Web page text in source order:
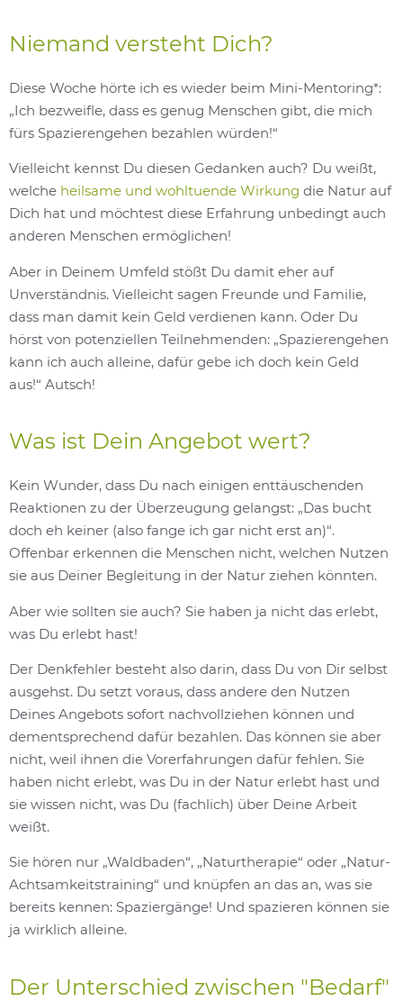
Niemand versteht Dich?
Diese Woche hörte ich es wieder beim Mini-Mentoring*:
„Ich bezweifle, dass es genug Menschen gibt, die mich
fürs Spazierengehen bezahlen würden!“
Vielleicht kennst Du diesen Gedanken auch? Du weißt,
welche heilsame und wohltuende Wirkung die Natur auf
Dich hat und möchtest diese Erfahrung unbedingt auch
anderen Menschen ermöglichen!
Aber in Deinem Umfeld stößt Du damit eher auf
Unverständnis. Vielleicht sagen Freunde und Familie,
dass man damit kein Geld verdienen kann. Oder Du
hörst von potenziellen Teilnehmenden: „Spazierengehen
kann ich auch alleine, dafür gebe ich doch kein Geld
aus!“ Autsch!
Was ist Dein Angebot wert?
Kein Wunder, dass Du nach einigen enttäuschenden
Reaktionen zu der Überzeugung gelangst: „Das bucht
doch eh keiner (also fange ich gar nicht erst an)“.
Offenbar erkennen die Menschen nicht, welchen Nutzen
sie aus Deiner Begleitung in der Natur ziehen könnten.
Aber wie sollten sie auch? Sie haben ja nicht das erlebt,
was Du erlebt hast!
Der Denkfehler besteht also darin, dass Du von Dir selbst
ausgehst. Du setzt voraus, dass andere den Nutzen
Deines Angebots sofort nachvollziehen können und
dementsprechend dafür bezahlen. Das können sie aber
nicht, weil ihnen die Vorerfahrungen dafür fehlen. Sie
haben nicht erlebt, was Du in der Natur erlebt hast und
sie wissen nicht, was Du (fachlich) über Deine Arbeit
weißt.
Sie hören nur „Waldbaden“, „Naturtherapie“ oder „Natur-
Achtsamkeitstraining“ und knüpfen an das an, was sie
bereits kennen: Spaziergänge! Und spazieren können sie
ja wirklich alleine.
Der Unterschied zwischen "Bedarf"